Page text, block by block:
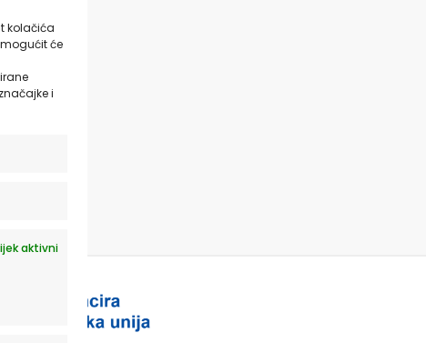
kolačića
će
i
aktivni